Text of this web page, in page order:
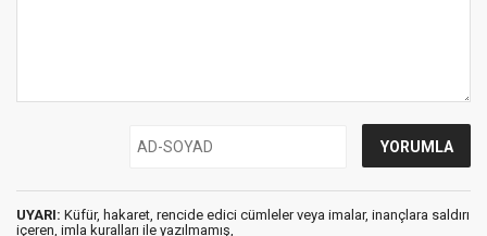
UYARI: Küfür, hakaret, rencide edici cümleler veya imalar, inançlara saldırı
içeren, imla kuralları ile yazılmamış,